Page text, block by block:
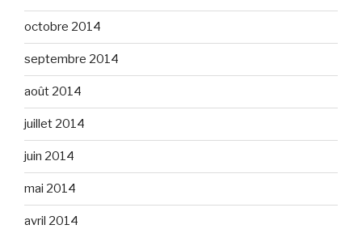
octobre 2014
septembre 2014
août 2014
juillet 2014
juin 2014
mai 2014
avril 2014